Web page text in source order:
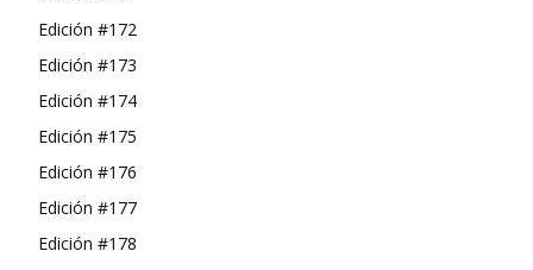
Edición #172
Edición #173
Edición #174
Edición #175
Edición #176
Edición #177
Edición #178